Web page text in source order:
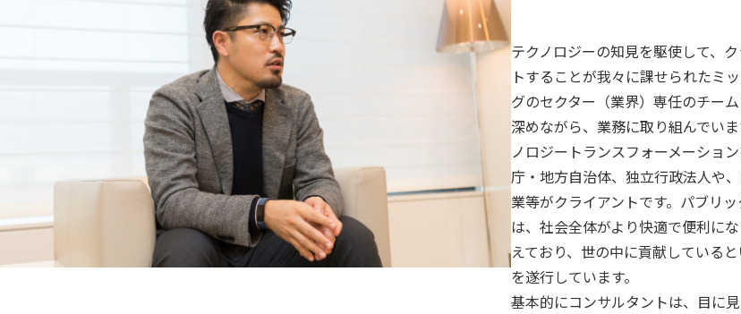
テクノロジーの知見を駆使して、
トすることが我々に課せられたミ
グのセクター（業界）専任のチー
深めながら、業務に取り組んでい
ノロジートランスフォーメーショ
庁・地方自治体、独立行政法人や
業等がクライアントです。パブリ
は、社会全体がより快適で便利に
えており、世の中に貢献している
を遂行しています。
基本的にコンサルタントは、目に